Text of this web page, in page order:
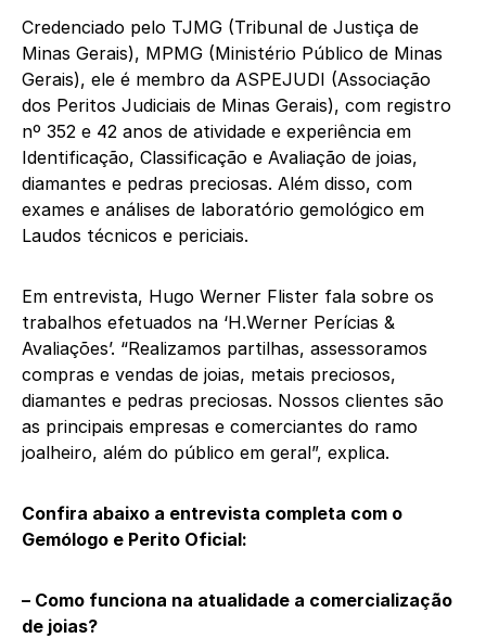
Credenciado pelo TJMG (Tribunal de Justiça de
Minas Gerais), MPMG (Ministério Público de Minas
Gerais), ele é membro da ASPEJUDI (Associação
dos Peritos Judiciais de Minas Gerais), com registro
nº 352 e 42 anos de atividade e experiência em
Identificação, Classificação e Avaliação de joias,
diamantes e pedras preciosas. Além disso, com
exames e análises de laboratório gemológico em
Laudos técnicos e periciais.
Em entrevista, Hugo Werner Flister fala sobre os
trabalhos efetuados na ‘H.Werner Perícias &
Avaliações’. “Realizamos partilhas, assessoramos
compras e vendas de joias, metais preciosos,
diamantes e pedras preciosas. Nossos clientes são
as principais empresas e comerciantes do ramo
joalheiro, além do público em geral”, explica.
Confira abaixo a entrevista completa com o
Gemólogo e Perito Oficial:
– Como funciona na atualidade a comercialização
de joias?